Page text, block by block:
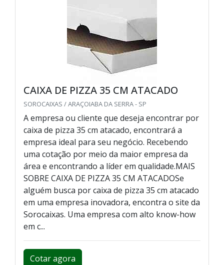
CAIXA DE PIZZA 35 CM ATACADO
SOROCAIXAS / ARAÇOIABA DA SERRA - SP
A empresa ou cliente que deseja encontrar por
caixa de pizza 35 cm atacado, encontrará a
empresa ideal para seu negócio. Recebendo
uma cotação por meio da maior empresa da
área e encontrando a líder em qualidade.MAIS
SOBRE CAIXA DE PIZZA 35 CM ATACADOSe
alguém busca por caixa de pizza 35 cm atacado
em uma empresa inovadora, encontra o site da
Sorocaixas. Uma empresa com alto know-how
em c...
Cotar agora